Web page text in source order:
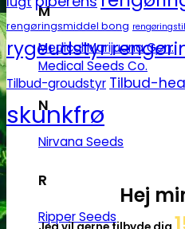
M
Medical Marijuana Gen.
Medical Seeds Co.
N
Nirvana Seeds
R
Ripper Seeds
rengøringsmiddel bong
rygeudstyr
Tilbud-groudstyr Tilbud-
skunkfrø
Hej